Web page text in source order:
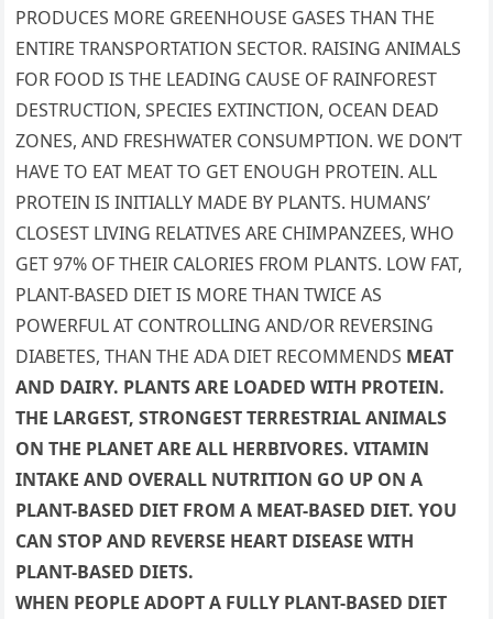
PRODUCES MORE GREENHOUSE GASES THAN THE
ENTIRE TRANSPORTATION SECTOR. RAISING ANIMALS
FOR FOOD IS THE LEADING CAUSE OF RAINFOREST
DESTRUCTION, SPECIES EXTINCTION, OCEAN DEAD
ZONES, AND FRESHWATER CONSUMPTION. WE DON’T
HAVE TO EAT MEAT TO GET ENOUGH PROTEIN. ALL
PROTEIN IS INITIALLY MADE BY PLANTS. HUMANS’
CLOSEST LIVING RELATIVES ARE CHIMPANZEES, WHO
GET 97% OF THEIR CALORIES FROM PLANTS. LOW FAT,
PLANT-BASED DIET IS MORE THAN TWICE AS
POWERFUL AT CONTROLLING AND/OR REVERSING
DIABETES, THAN THE ADA DIET RECOMMENDS MEAT
AND DAIRY. PLANTS ARE LOADED WITH PROTEIN.
THE LARGEST, STRONGEST TERRESTRIAL ANIMALS
ON THE PLANET ARE ALL HERBIVORES. VITAMIN
INTAKE AND OVERALL NUTRITION GO UP ON A
PLANT-BASED DIET FROM A MEAT-BASED DIET. YOU
CAN STOP AND REVERSE HEART DISEASE WITH
PLANT-BASED DIETS.
WHEN PEOPLE ADOPT A FULLY PLANT-BASED DIET